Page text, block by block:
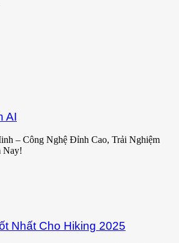
AI
– Công Nghệ Đỉnh Cao, Trải Nghiệm
Nay!
Nhất Cho Hiking 2025